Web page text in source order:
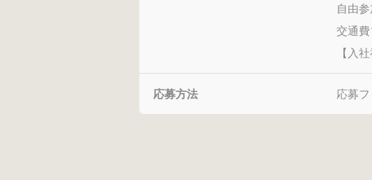
自由
交通
【入
応募方法 応募